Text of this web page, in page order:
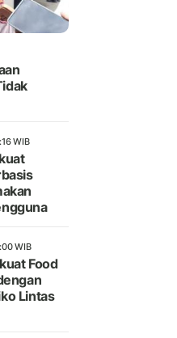
WIB
WIB
Food
Lintas